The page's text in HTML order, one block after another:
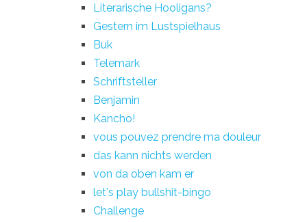
Literarische Hooligans?
Gestern im Lustspielhaus
Buk
Telemark
Schriftsteller
Benjamin
Kancho!
vous pouvez prendre ma douleur
das kann nichts werden
von da oben kam er
let's play bullshit-bingo
Challenge